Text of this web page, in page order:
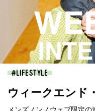
LIFESTYLE
ウィークエンド
メンズノンノウェブ限定